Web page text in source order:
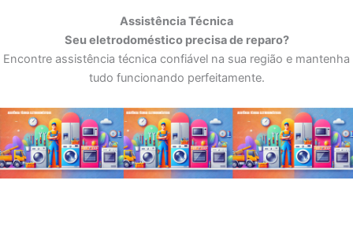
Assistência Técnica
Seu eletrodoméstico precisa de reparo?
Encontre assistência técnica confiável na sua região e mantenha
tudo funcionando perfeitamente.